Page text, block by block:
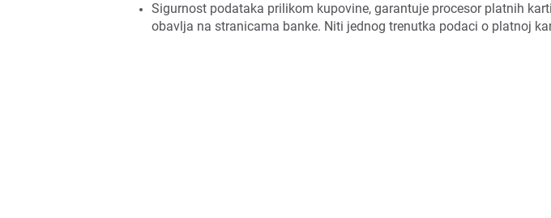
Sigurnost podataka prilikom kupovine, garantuje procesor platnih
obavlja na stranicama banke. Niti jednog trenutka podaci o platnoj